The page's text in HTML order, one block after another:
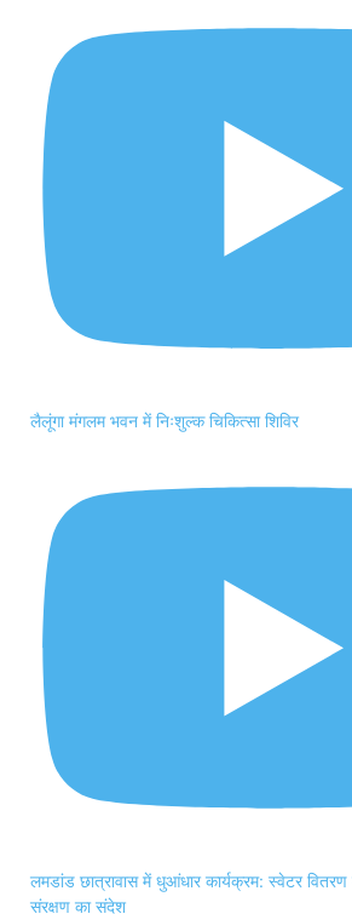
लैलूंगा मंगलम भवन में निःशुल्क चिकित्सा शिविर
लमडांड छात्रावास में धुआंधार कार्यक्रम: स्वेटर वितरण
संरक्षण का संदेश